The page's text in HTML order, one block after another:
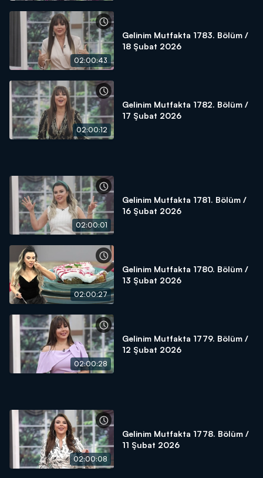
02:00:43
Gelinim Mutfakta 1783. Bölüm /
18 Şubat 2026
02:00:12
Gelinim Mutfakta 1782. Bölüm /
17 Şubat 2026
02:00:01
Gelinim Mutfakta 1781. Bölüm /
16 Şubat 2026
02:00:27
Gelinim Mutfakta 1780. Bölüm /
13 Şubat 2026
02:00:28
Gelinim Mutfakta 1779. Bölüm /
12 Şubat 2026
02:00:08
Gelinim Mutfakta 1778. Bölüm /
11 Şubat 2026